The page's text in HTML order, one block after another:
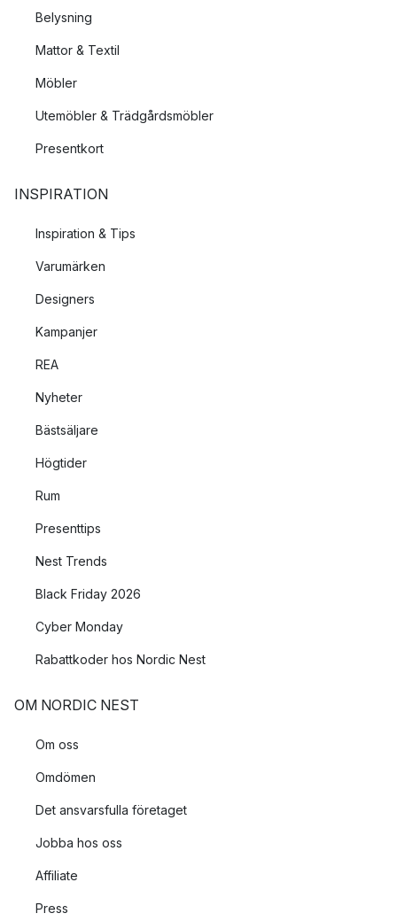
Belysning
Mattor & Textil
Möbler
Utemöbler & Trädgårdsmöbler
Presentkort
INSPIRATION
Inspiration & Tips
Varumärken
Designers
Kampanjer
REA
Nyheter
Bästsäljare
Högtider
Rum
Presenttips
Nest Trends
Black Friday 2026
Cyber Monday
Rabattkoder hos Nordic Nest
OM NORDIC NEST
Om oss
Omdömen
Det ansvarsfulla företaget
Jobba hos oss
Affiliate
Press